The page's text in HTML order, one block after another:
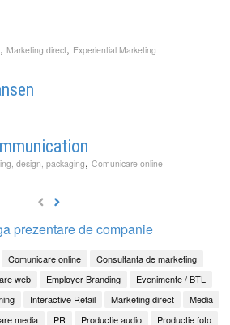
, Marketing direct, Experiential Marketing
design, packaging, Comunicare online
prezentare de companie
Comunicare online
Consultanta de marketing
web Employer Branding
Evenimente / BTL
Interactive Retail Marketing direct
Media
media PR Productie audio Productie foto